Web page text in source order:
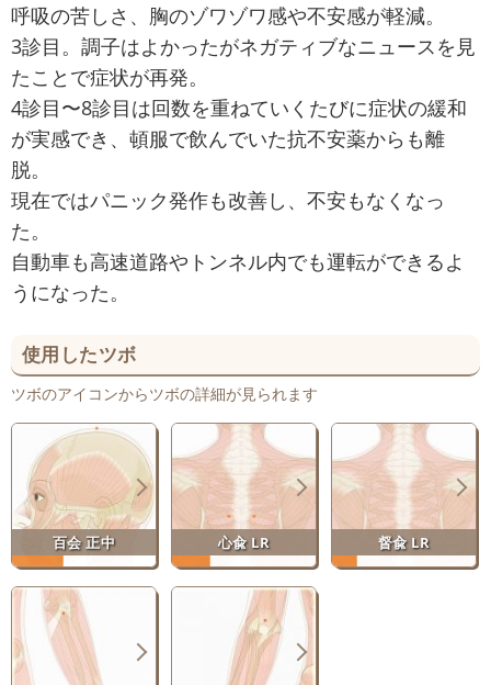
呼吸の苦しさ、胸のゾワゾワ感や不安感が軽減。
3診目。調子はよかったがネガティブなニュースを見
たことで症状が再発。
4診目〜8診目は回数を重ねていくたびに症状の緩和
が実感でき、頓服で飲んでいた抗不安薬からも離
脱。
現在ではパニック発作も改善し、不安もなくなっ
た。
自動車も高速道路やトンネル内でも運転ができるよ
うになった。
使用したツボ
ツボのアイコンからツボの詳細が見られます
百会 正中 心兪 LR 督兪 LR